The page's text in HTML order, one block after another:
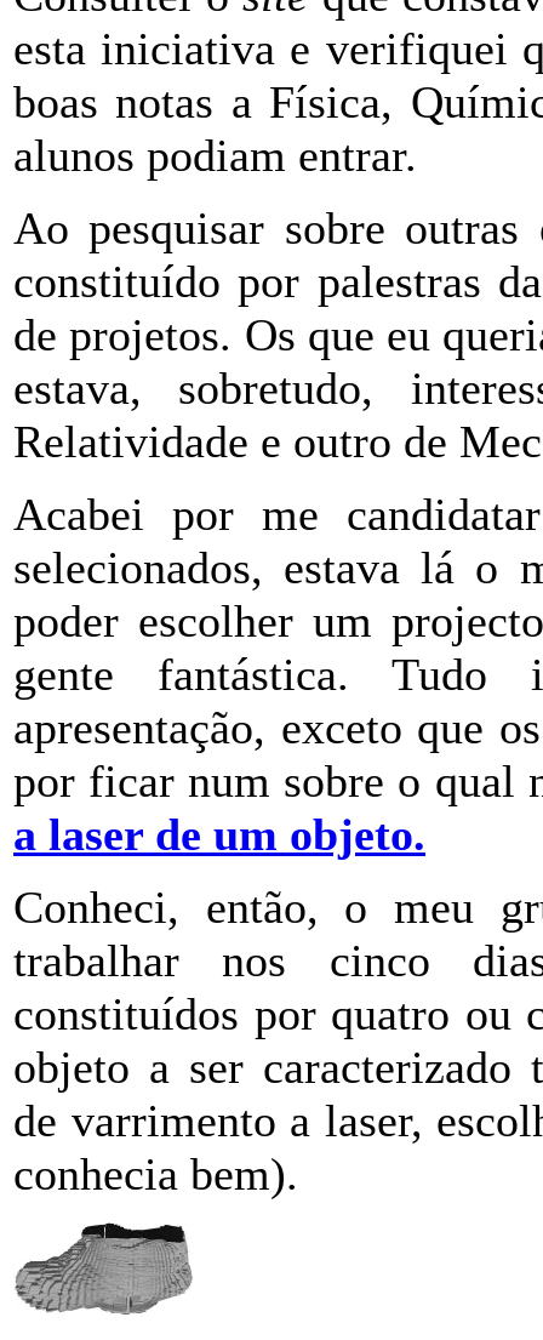
esta iniciativa e verifiquei
boas notas a Física,
alunos podiam entrar.
Ao pesquisar sobre
constituído por palestras
de projetos. Os que eu
estava, sobretudo,
Relatividade e outro de
Acabei por me
selecionados, estava lá o
poder escolher um
gente fantástica.
apresentação, exceto que
por ficar num sobre o qual
a laser de um objeto.
Conheci, então, o meu
trabalhar nos cinco
constituídos por quatro ou
objeto a ser caracterizado
de varrimento a laser,
conhecia bem).